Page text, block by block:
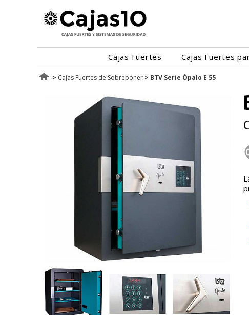
Cajas Fuertes Cajas Fuertes
> Cajas Fuertes de Sobreponer > BTV Serie Ópalo E 55